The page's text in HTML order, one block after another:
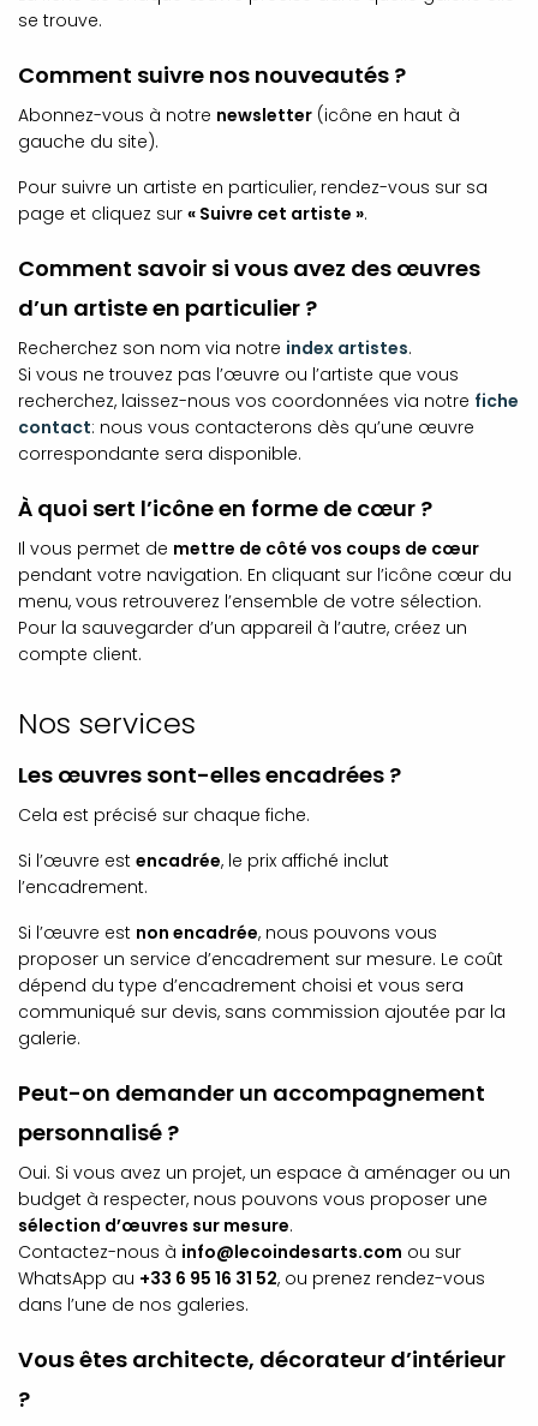
se trouve.
Comment suivre nos nouveautés ?
Abonnez-vous à notre newsletter (icône en haut à
gauche du site).
Pour suivre un artiste en particulier, rendez-vous sur sa
page et cliquez sur « Suivre cet artiste ».
Comment savoir si vous avez des œuvres
d’un artiste en particulier ?
Recherchez son nom via notre index artistes.
Si vous ne trouvez pas l’œuvre ou l’artiste que vous
recherchez, laissez-nous vos coordonnées via notre fiche
contact: nous vous contacterons dès qu’une œuvre
correspondante sera disponible.
À quoi sert l’icône en forme de cœur ?
Il vous permet de mettre de côté vos coups de cœur
pendant votre navigation. En cliquant sur l’icône cœur du
menu, vous retrouverez l’ensemble de votre sélection.
Pour la sauvegarder d’un appareil à l’autre, créez un
compte client.
Nos services
Les œuvres sont-elles encadrées ?
Cela est précisé sur chaque fiche.
Si l’œuvre est encadrée, le prix affiché inclut
l’encadrement.
Si l’œuvre est non encadrée, nous pouvons vous
proposer un service d’encadrement sur mesure. Le coût
dépend du type d’encadrement choisi et vous sera
communiqué sur devis, sans commission ajoutée par la
galerie.
Peut-on demander un accompagnement
personnalisé ?
Oui. Si vous avez un projet, un espace à aménager ou un
budget à respecter, nous pouvons vous proposer une
sélection d’œuvres sur mesure.
Contactez-nous à info@lecoindesarts.com ou sur
WhatsApp au +33 6 95 16 31 52, ou prenez rendez-vous
dans l’une de nos galeries.
Vous êtes architecte, décorateur d’intérieur
?